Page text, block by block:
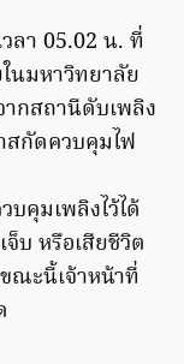
ลา 05.02 น. ที่
นมหาวิทยาลัย
กสถานีดับเพลิง
สกัดควบคุมไฟ
คุมเพลิงไว้ได้
บ หรือเสียชีวิต
ณะนี้เจ้าหน้าที่